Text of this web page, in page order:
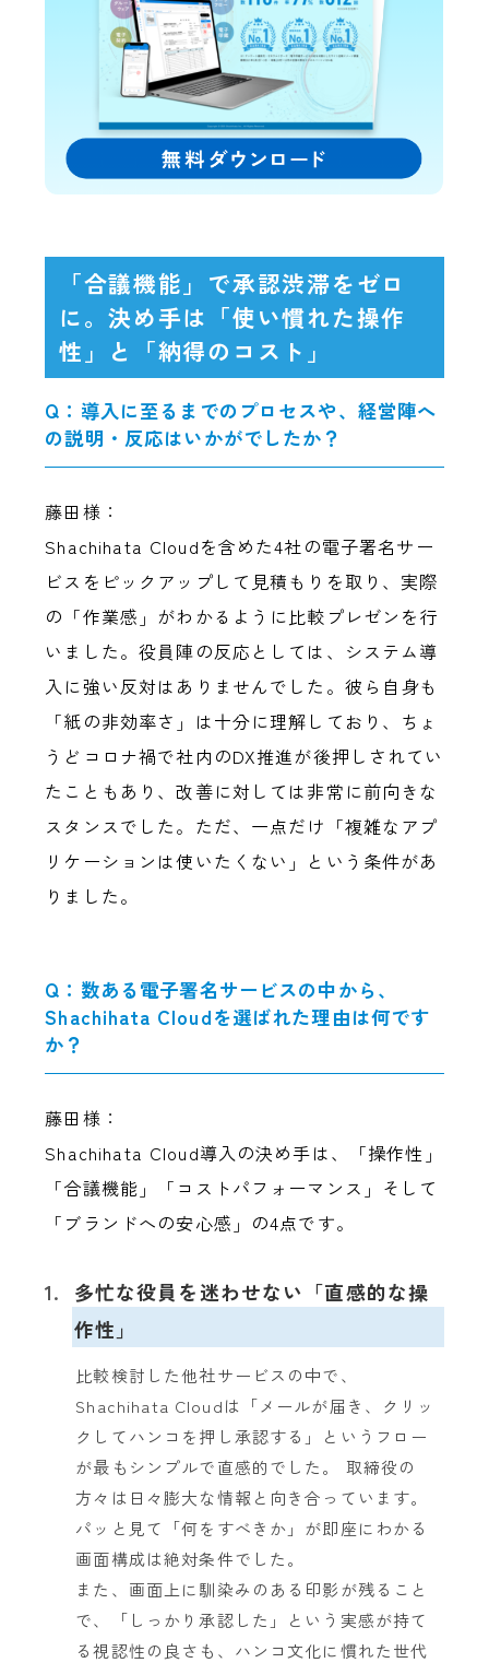
「合議機能」で承認渋滞をゼロ
に。決め手は「使い慣れた操作
性」と「納得のコスト」
Q：導入に至るまでのプロセスや、経営陣へ
の説明・反応はいかがでしたか？
藤田様：
Shachihata Cloudを含めた4社の電子署名サー
ビスをピックアップして見積もりを取り、実際
の「作業感」がわかるように比較プレゼンを行
いました。役員陣の反応としては、システム導
入に強い反対はありませんでした。彼ら自身も
「紙の非効率さ」は十分に理解しており、ちょ
うどコロナ禍で社内のDX推進が後押しされてい
たこともあり、改善に対しては非常に前向きな
スタンスでした。ただ、一点だけ「複雑なアプ
リケーションは使いたくない」という条件があ
りました。
Q：数ある電子署名サービスの中から、
Shachihata Cloudを選ばれた理由は何です
か？
藤田様：
Shachihata Cloud導入の決め手は、「操作性」
「合議機能」「コストパフォーマンス」そして
「ブランドへの安心感」の4点です。
1.
多忙な役員を迷わせない「直感的な操
作性」
比較検討した他社サービスの中で、
Shachihata Cloudは「メールが届き、クリッ
クしてハンコを押し承認する」というフロー
が最もシンプルで直感的でした。 取締役の
方々は日々膨大な情報と向き合っています。
パッと見て「何をすべきか」が即座にわかる
画面構成は絶対条件でした。
また、画面上に馴染みのある印影が残ること
で、「しっかり承認した」という実感が持て
る視認性の良さも、ハンコ文化に慣れた世代